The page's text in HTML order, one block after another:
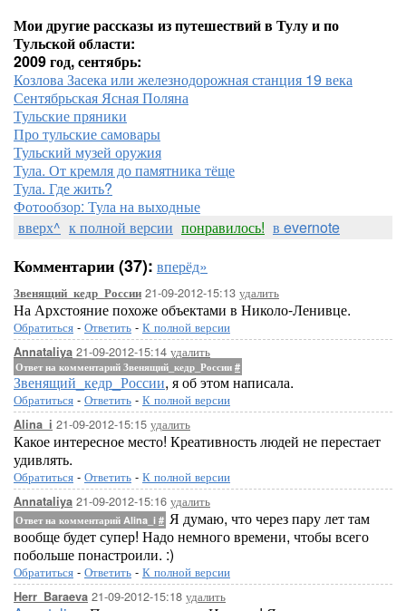
Мои другие рассказы из путешествий в Тулу и по
Тульской области:
2009 год, сентябрь:
Козлова Засека или железнодорожная станция 19 века
Сентябрьская Ясная Поляна
Тульские пряники
Про тульские самовары
Тульский музей оружия
Тула. От кремля до памятника тёще
Тула. Где жить?
Фотообзор: Тула на выходные
вверх^ к полной версии понравилось! в evernote
Комментарии (37): вперёд»
Звенящий_кедр_России 21-09-2012-15:13 удалить
На Архстояние похоже объектами в Николо-Ленивце.
Обратиться - Ответить - К полной версии
Annataliya 21-09-2012-15:14 удалить
Ответ на комментарий Звенящий_кедр_России #
Звенящий_кедр_России, я об этом написала.
Обратиться - Ответить - К полной версии
Alina_i 21-09-2012-15:15 удалить
Какое интересное место! Креативность людей не перестает
удивлять.
Обратиться - Ответить - К полной версии
Annataliya 21-09-2012-15:16 удалить
Ответ на комментарий Alina_i # Я думаю, что через пару лет там
вообще будет супер! Надо немного времени, чтобы всего
побольше понастроили. :)
Обратиться - Ответить - К полной версии
Herr_Baraeva 21-09-2012-15:18 удалить